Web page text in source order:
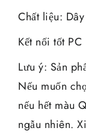
Chất liệu:
Kết nối tốt PC
Lưu ý: Sản
Nếu muốn
nếu hết màu
ngẫu nhiên.